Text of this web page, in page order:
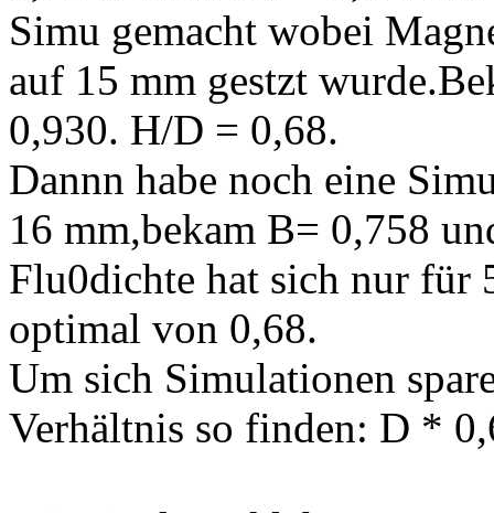
Simu gemacht wobei
auf 15 mm gestzt
0,930. H/D = 0,68.
Dannn habe noch eine
16 mm,bekam B= 0,758
Flu0dichte hat sich nur für
optimal von 0,68.
Um sich Simulationen
Verhältnis so finden: D *